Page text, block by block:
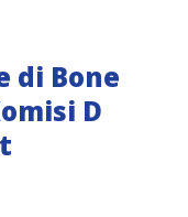
di Bone
D